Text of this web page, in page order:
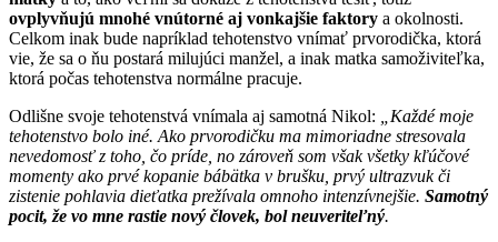
ovplyvňujú mnohé vnútorné aj vonkajšie faktory a okolnosti.
Celkom inak bude napríklad tehotenstvo vnímať prvorodička, ktorá
vie, že sa o ňu postará milujúci manžel, a inak matka samoživiteľka,
ktorá počas tehotenstva normálne pracuje.
Odlišne svoje tehotenstvá vnímala aj samotná Nikol:
„Každé moje
tehotenstvo bolo iné. Ako prvorodičku ma mimoriadne stresovala
nevedomosť z toho, čo príde, no zároveň som však všetky kľúčové
momenty ako prvé kopanie bábätka v brušku, prvý ultrazvuk či
zistenie pohlavia dieťatka prežívala omnoho intenzívnejšie. Samotný
pocit, že vo mne rastie nový človek, bol neuveriteľný.